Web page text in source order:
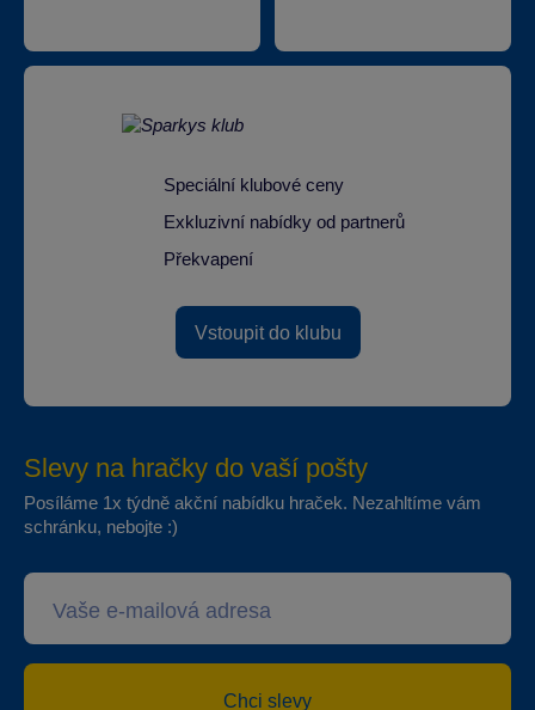
Speciální klubové ceny
Exkluzivní nabídky od partnerů
Překvapení
Vstoupit do klubu
Slevy na hračky do vaší pošty
Posíláme 1x týdně akční nabídku hraček. Nezahltíme vám
schránku, nebojte :)
Chci slevy